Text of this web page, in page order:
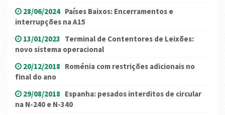
28/06/2024 Países Baixos: Encerramentos e
interrupções na A15
13/01/2023 Terminal de Contentores de Leixões:
novo sistema operacional
20/12/2018 Roménia com restrições adicionais no
final do ano
29/08/2018 Espanha: pesados interditos de circular
na N-240 e N-340